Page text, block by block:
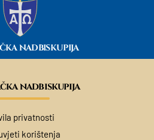
NADBISKUPIJA
nadbiskupija
privatnosti
korištenja